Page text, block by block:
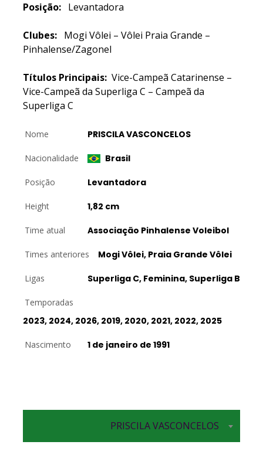
Posição: Levantadora
Clubes: Mogi Vôlei – Vôlei Praia Grande –
Pinhalense/Zagonel
Títulos Principais: Vice-Campeã Catarinense –
Vice-Campeã da Superliga C – Campeã da
Superliga C
Nome PRISCILA VASCONCELOS
Nacionalidade Brasil
Posição Levantadora
Height 1,82 cm
Time atual Associação Pinhalense Voleibol
Times anteriores Mogi Vôlei, Praia Grande Vôlei
Ligas Superliga C, Feminina, Superliga B
Temporadas
2023, 2024, 2026, 2019, 2020, 2021, 2022, 2025
Nascimento 1 de janeiro de 1991
PRISCILA VASCONCELOS
Levantadora